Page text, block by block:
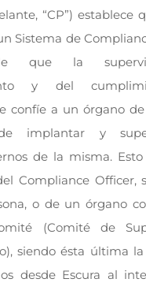
“CP”) establece
Sistema de
que la
y del
confíe a un órgano
implantar y
de la misma.
Compliance Officer,
o de un órgano
(Comité de
siendo ésta última
desde Escura al